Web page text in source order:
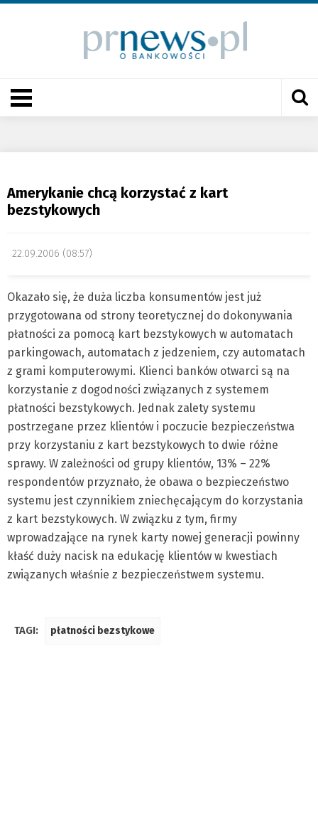
Amerykanie chcą korzystać z kart
bezstykowych
22.09.2006 (08:57)
Okazało się, że duża liczba konsumentów jest już
przygotowana od strony teoretycznej do dokonywania
płatności za pomocą kart bezstykowych w automatach
parkingowach, automatach z jedzeniem, czy automatach
z grami komputerowymi. Klienci banków otwarci są na
korzystanie z dogodności związanych z systemem
płatności bezstykowych. Jednak zalety systemu
postrzegane przez klientów i poczucie bezpieczeństwa
przy korzystaniu z kart bezstykowych to dwie różne
sprawy. W zależności od grupy klientów, 13% – 22%
respondentów przyznało, że obawa o bezpieczeństwo
systemu jest czynnikiem zniechęcającym do korzystania
z kart bezstykowych. W związku z tym, firmy
wprowadzające na rynek karty nowej generacji powinny
kłaść duży nacisk na edukację klientów w kwestiach
związanych właśnie z bezpieczeństwem systemu.
TAGI: płatności bezstykowe